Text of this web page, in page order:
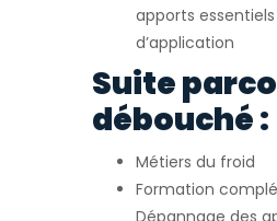
apports
d’application
Suite
débouché :
Métiers du froid
Formation
Dépannage des